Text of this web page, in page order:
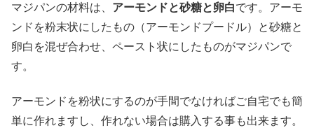
マジパンの材料は、 アーモンドと砂糖と卵白です。アーモ
ンドを粉末状にしたもの（アーモンドプードル）と砂糖と
卵白を混ぜ合わせ、ペースト状にしたものがマジパンで
す。
アーモンドを粉状にするのが手間でなければご自宅でも簡
単に作れますし、作れない場合は購入する事も出来ます。